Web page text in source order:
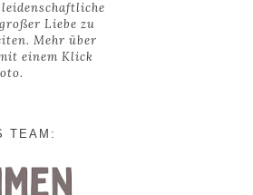
Liebe zu
Mehr über
einem Klick
TEAM: